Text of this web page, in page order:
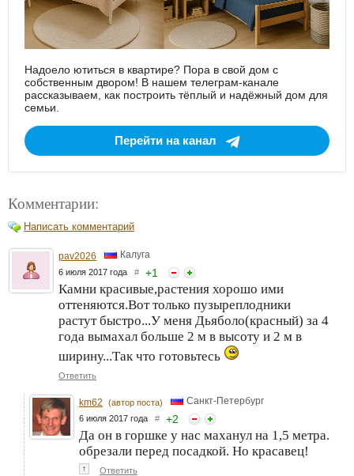
Надоело ютиться в квартире? Пора в свой дом с
собственным двором! В нашем телеграм-канале
рассказываем, как построить тёплый и надёжный дом для
семьи.
Перейти на канал
Комментарии:
Написать комментарий
pav2026 Калуга
6 июля 2017 года # +1
Камни красивые,растения хорошо ими
оттеняются.Вот только пузыреплодники
растут быстро...У меня Дьяболо(красный) за 4
года вымахал больше 2 м в высоту и 2 м в
ширину...Так что готовьтесь
Ответить
km62 (автор поста) Санкт-Петербург
6 июля 2017 года # +2
Да он в горшке у нас маханул на 1,5 метра.
обрезали перед посадкой. Но красавец!
↑ Ответить